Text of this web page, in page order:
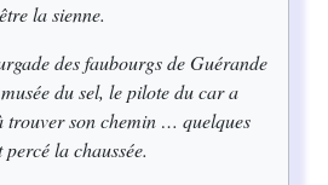
la sienne.
des faubourgs de Guérande
du sel, le pilote du car a
trouver son chemin … quelques
la chaussée.